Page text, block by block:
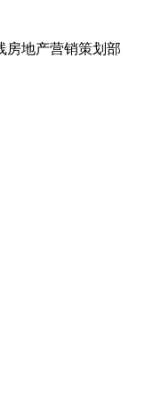
房地产营销策划部